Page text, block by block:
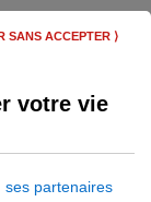
de
votre vie
ses partenaires
SANS ACCEPTER ⟩